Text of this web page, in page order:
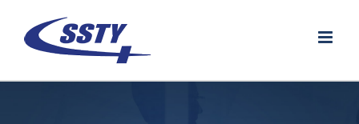
content